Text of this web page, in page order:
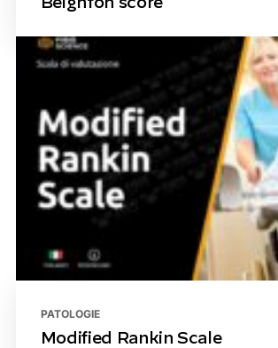
PATOLOGIE
Modified Rankin Scale